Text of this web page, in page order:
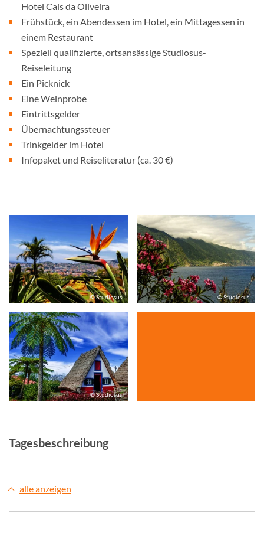
Hotel Cais da Oliveira
Frühstück, ein Abendessen im Hotel, ein Mittagessen in
einem Restaurant
Speziell qualifizierte, ortsansässige Studiosus-
Reiseleitung
Ein Picknick
Eine Weinprobe
Eintrittsgelder
Übernachtungssteuer
Trinkgelder im Hotel
Infopaket und Reiseliteratur (ca. 30 €)
© Studiosus © Studiosus
© Studiosus
Tagesbeschreibung
alle anzeigen